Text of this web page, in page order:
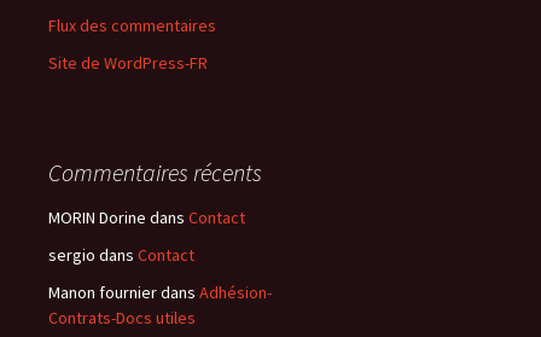
Flux des commentaires
Site de WordPress-FR
Commentaires récents
MORIN Dorine dans Contact
sergio dans Contact
Manon fournierdans Adhésion-
Contrats-Docs utiles